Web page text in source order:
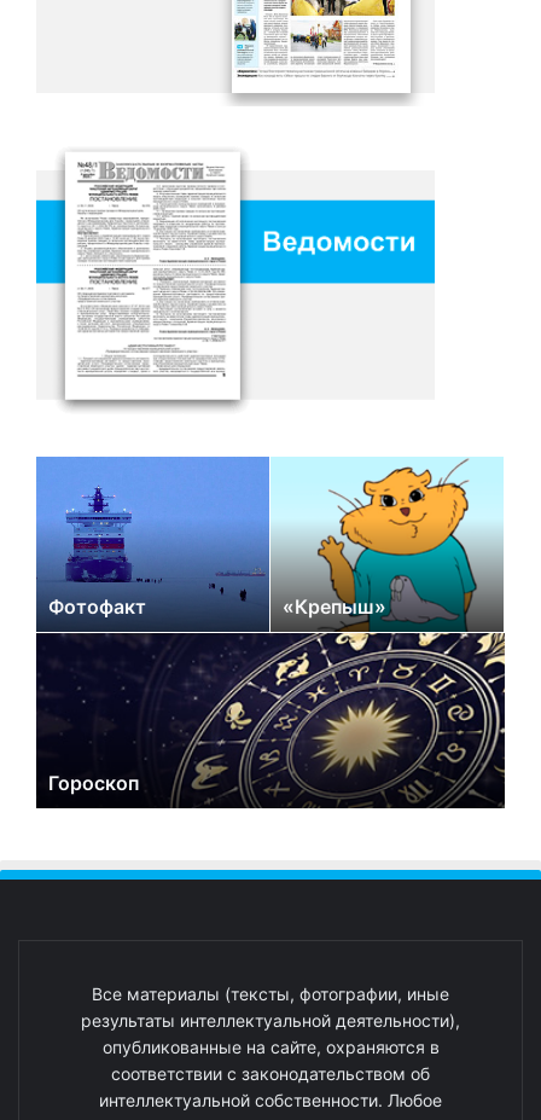
Фотофакт «Крепыш»
Гороскоп
Все материалы (тексты, фотографии, иные
результаты интеллектуальной деятельности),
опубликованные на сайте, охраняются в
соответствии с законодательством об
интеллектуальной собственности. Любое